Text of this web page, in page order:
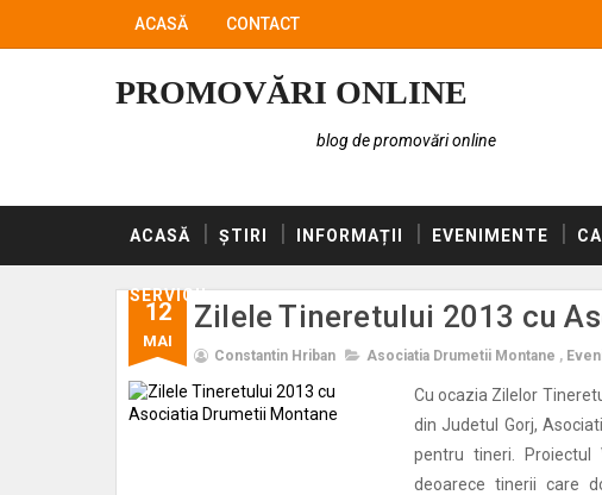
ACASĂ CONTACT
PROMOVĂRI ONLINE
blog de promovări online
ACASĂ ȘTIRI INFORMAȚII EVENIMENTE
SERVICII
12
MAI
Zilele Tineretului 2013 cu
Constantin Hriban Asociatia Drumetii Montane ,
Cu ocazia Zilelor
din Judetul Gorj,
pentru tineri.
deoarece tinerii care